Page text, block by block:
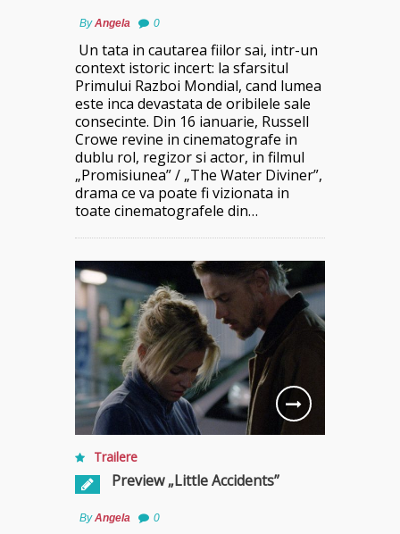
ByAngela 0
Un tata in cautarea fiilor sai, intr-un
context istoric incert: la sfarsitul
Primului Razboi Mondial, cand lumea
este inca devastata de oribilele sale
consecinte. Din 16 ianuarie, Russell
Crowe revine in cinematografe in
dublu rol, regizor si actor, in filmul
„Promisiunea” / „The Water Diviner”,
drama ce va poate fi vizionata in
toate cinematografele din…
Trailere
Preview „Little Accidents”
ByAngela 0